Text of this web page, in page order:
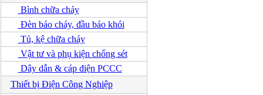
Bình chữa cháy
Đèn báo cháy, đầu báo khói
Tủ, kệ chữa cháy
Vật tư và phụ kiện chống sét
Dây dẫn & cáp điện PCCC
Thiết bị Điện Công Nghiệp